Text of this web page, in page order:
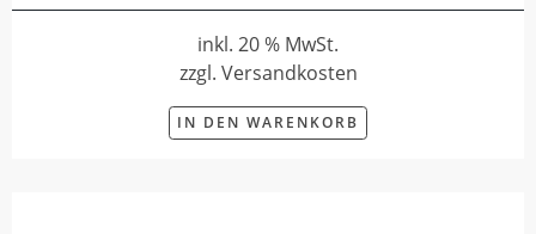
inkl. 20 % MwSt.
zzgl. Versandkosten
IN DEN WARENKORB